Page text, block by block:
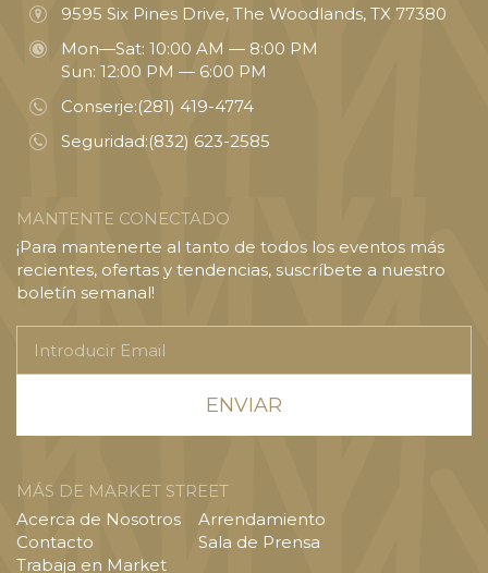
9595 Six Pines Drive, The Woodlands, TX 77380
Mon—Sat: 10:00 AM — 8:00 PM
Sun: 12:00 PM — 6:00 PM
Conserje:(281) 419-4774
Seguridad:(832) 623-2585
MANTENTE CONECTADO
¡Para mantenerte al tanto de todos los eventos más
recientes, ofertas y tendencias, suscríbete a nuestro
boletín semanal!
Email
MÁS DE MARKET STREET
Acerca de Nosotros
Contacto
Trabaja en Market
Arrendamiento
Sala de Prensa